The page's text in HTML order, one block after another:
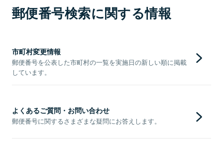
郵便番号検索に関する情報
市町村変更情報
郵便番号を公表した市町村の一覧を実施日の新しい順に掲載
しています。
よくあるご質問・お問い合わせ
郵便番号に関するさまざまな疑問にお答えします。